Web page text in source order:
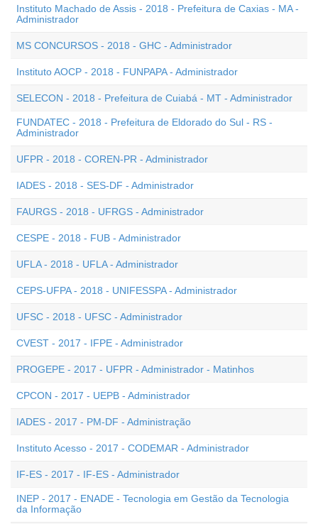
Instituto Machado de Assis - 2018 - Prefeitura de Caxias - MA -
Administrador
MS CONCURSOS - 2018 - GHC - Administrador
Instituto AOCP - 2018 - FUNPAPA - Administrador
SELECON - 2018 - Prefeitura de Cuiabá - MT - Administrador
FUNDATEC - 2018 - Prefeitura de Eldorado do Sul - RS -
Administrador
UFPR - 2018 - COREN-PR - Administrador
IADES - 2018 - SES-DF - Administrador
FAURGS - 2018 - UFRGS - Administrador
CESPE - 2018 - FUB - Administrador
UFLA - 2018 - UFLA - Administrador
CEPS-UFPA - 2018 - UNIFESSPA - Administrador
UFSC - 2018 - UFSC - Administrador
CVEST - 2017 - IFPE - Administrador
PROGEPE - 2017 - UFPR - Administrador - Matinhos
CPCON - 2017 - UEPB - Administrador
IADES - 2017 - PM-DF - Administração
Instituto Acesso - 2017 - CODEMAR - Administrador
IF-ES - 2017 - IF-ES - Administrador
INEP - 2017 - ENADE - Tecnologia em Gestão da Tecnologia
da Informação